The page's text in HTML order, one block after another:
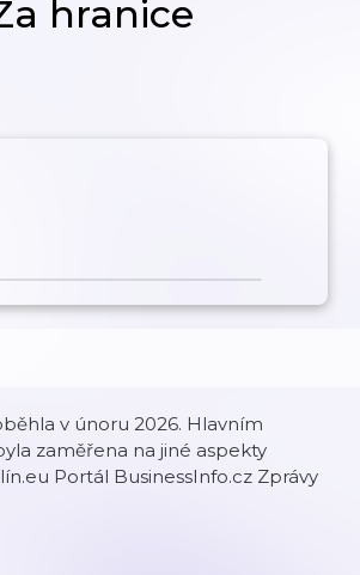
hranice
v únoru 2026. Hlavním
zaměřena na jiné aspekty
Portál BusinessInfo.cz Zprávy